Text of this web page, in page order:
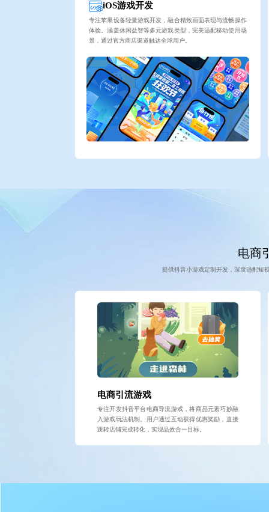
iOS游戏开发
专注苹果设备轻量游戏开发，融合精致画面表现与流畅操作
体验。涵盖休闲益智等多元游戏类型，完美适配移动使用场
景，通过官方商店渠道触达全球用户。
电商
提供抖音小游戏定制开发，深度适配短
电商引流游戏
专注开发抖音平台电商导流游戏，将商品元素巧妙融
入游戏玩法机制。用户通过互动获得优惠奖励，直接
跳转店铺完成转化，实现品效合一目标。